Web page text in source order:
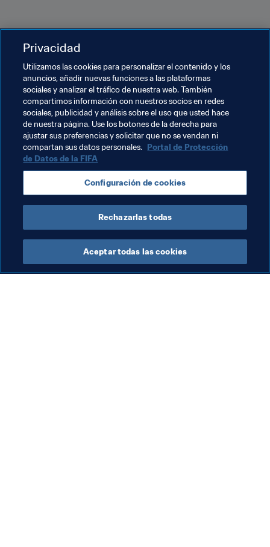
Temas relacionados
Presidente de la FIFA Organización Alemania
UEFA
Privacidad
Utilizamos las cookies para personalizar el contenido y los
anuncios, añadir nuevas funciones a las plataformas
sociales y analizar el tráfico de nuestra web. También
compartimos información con nuestros socios en redes
sociales, publicidad y análisis sobre el uso que usted hace
de nuestra página. Use los botones de la derecha para
ajustar sus preferencias y solicitar que no se vendan ni
compartan sus datos personales. Portal de Protección
de Datos de la FIFA
Configuración de cookies
Rechazarlas todas
Aceptar todas las cookies